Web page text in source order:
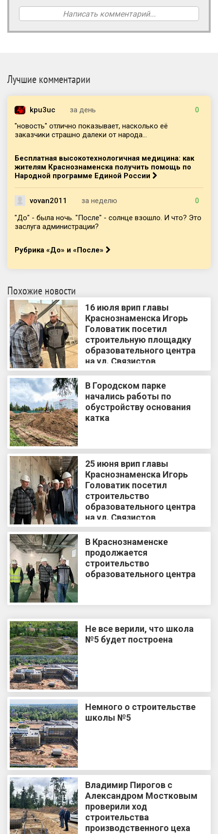
Написать комментарий...
Лучшие комментарии
kpu3uc за день
0
"новость" отлично показывает, насколько её
заказчики страшно далеки от народа...
Бесплатная высокотехнологичная медицина: как
жителям Краснознаменска получить помощь по
Народной программе Единой России
vovan2011 за неделю
0
"До" - была ночь. "После" - солнце взошло. И что? Это
заслуга администрации?
Рубрика «До» и «После»
Похожие новости
16 июля врип главы
Краснознаменска Игорь
Головатик посетил
строительную площадку
образовательного центра
на ул. Связистов
В Городском парке
начались работы по
обустройству основания
катка
25 июня врип главы
Краснознаменска Игорь
Головатик посетил
строительство
образовательного центра
на ул. Связистов
В Краснознаменске
продолжается
строительство
образовательного центра
Не все верили, что школа
№5 будет построена
Немного о строительстве
школы №5
Владимир Пирогов с
Александром Мостковым
проверили ход
строительства
производственного цеха